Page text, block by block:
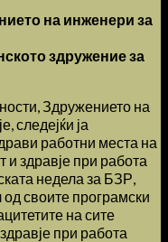
на инженери за
здружение за
Здружението на
следејќи ја
работни места на
и здравје при работа
недела за БЗР,
своите програмски
на сите
при работа